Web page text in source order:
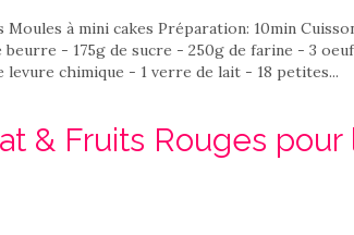
à mini cakes Préparation: 10min
- 175g de sucre - 250g de farine - 3
levure chimique - 1 verre de lait - 18 petites...
& Fruits Rouges pour